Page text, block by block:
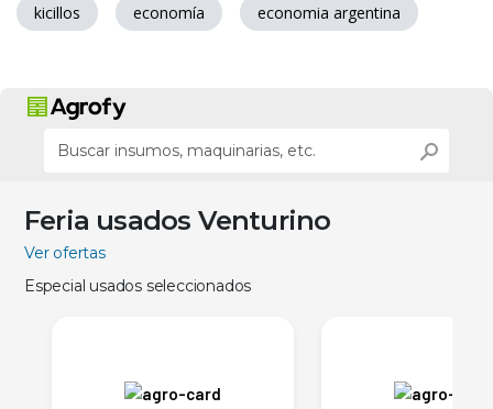
kicillos economía economia argentina
Feria usados Venturino
Ver ofertas
Especial usados seleccionados